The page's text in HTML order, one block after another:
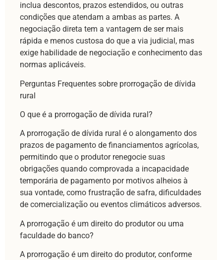
inclua descontos, prazos estendidos, ou outras
condições que atendam a ambas as partes. A
negociação direta tem a vantagem de ser mais
rápida e menos custosa do que a via judicial, mas
exige habilidade de negociação e conhecimento das
normas aplicáveis.
Perguntas Frequentes sobre prorrogação de dívida
rural
O que é a prorrogação de dívida rural?
A prorrogação de dívida rural é o alongamento dos
prazos de pagamento de financiamentos agrícolas,
permitindo que o produtor renegocie suas
obrigações quando comprovada a incapacidade
temporária de pagamento por motivos alheios à
sua vontade, como frustração de safra, dificuldades
de comercialização ou eventos climáticos adversos.
A prorrogação é um direito do produtor ou uma
faculdade do banco?
A prorrogação é um direito do produtor, conforme